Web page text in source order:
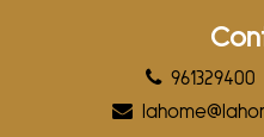
961329400